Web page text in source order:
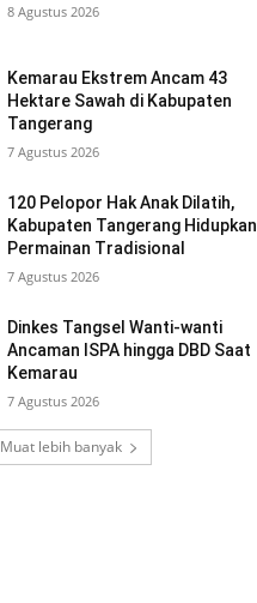
8 Agustus 2026
Kemarau Ekstrem Ancam 43
Hektare Sawah di Kabupaten
Tangerang
7 Agustus 2026
120 Pelopor Hak Anak Dilatih,
Kabupaten Tangerang Hidupkan
Permainan Tradisional
7 Agustus 2026
Dinkes Tangsel Wanti-wanti
Ancaman ISPA hingga DBD Saat
Kemarau
7 Agustus 2026
Muat lebih banyak